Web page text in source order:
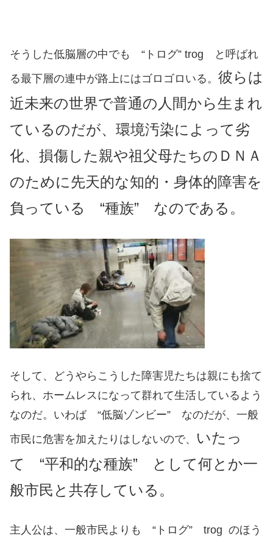
そうした低脳層の中でも “トログ” trog と呼ばれ
る最下層の連中が路上にはゴロゴロいる。 彼らは
近未来の世界で普通の人間から生まれ
ているのだが、環境汚染によって劣
化、損傷した親や祖父母たちのＤＮＡ
のために先天的な知的・身体的障害を
負っている “種族” なのである。
そして、どうやらこうした障害児たちは親にも捨て
られ、ホームレスになって群れて生活しているよう
なのだ。いわば “低脳ゾンビー” なのだが、一般
市民に危害を加えたりはしないので、 いたっ
て “平和的な種族” として何とか一
般市民と共存している。
主人公は、一般市民よりも “トログ” trog のほう